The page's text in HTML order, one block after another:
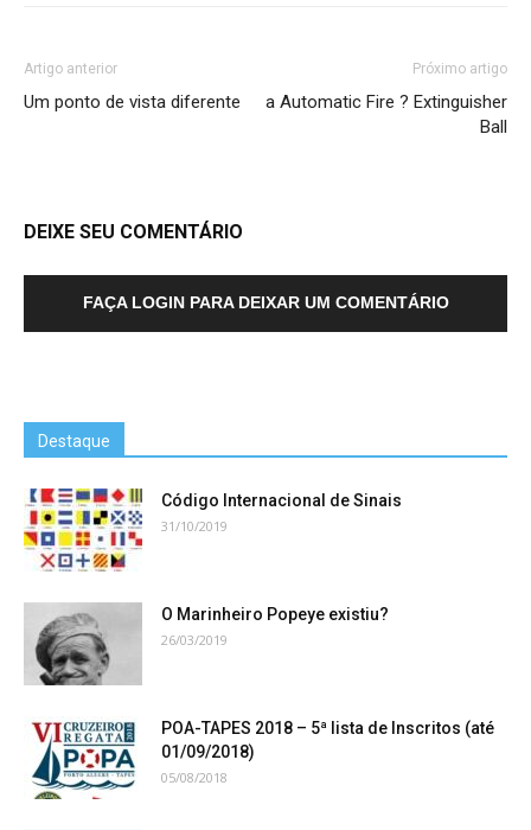
Artigo anterior
Um ponto de vista diferente
Próximo artigo
a Automatic Fire ? Extinguisher
Ball
DEIXE SEU COMENTÁRIO
FAÇA LOGIN PARA DEIXAR UM COMENTÁRIO
Destaque
Código Internacional de Sinais
31/10/2019
O Marinheiro Popeye existiu?
26/03/2019
POA-TAPES 2018 – 5ª lista de Inscritos (até
01/09/2018)
05/08/2018